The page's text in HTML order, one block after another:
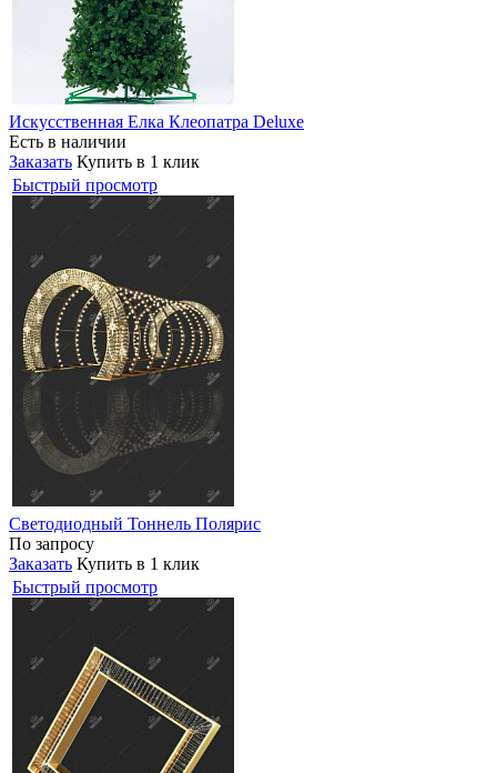
Искусственная Елка Клеопатра Deluxe
Есть в наличии
Заказать Купить в 1 клик
Быстрый просмотр
Светодиодный Тоннель Полярис
По запросу
Заказать Купить в 1 клик
Быстрый просмотр